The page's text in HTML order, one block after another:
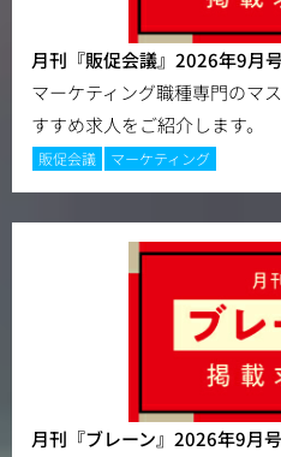
月刊『販促会議』2026年9月
マーケティング職種専門のマ
すすめ求人をご紹介します。
販促会議 マーケティング
月刊『ブレーン』2026年9月